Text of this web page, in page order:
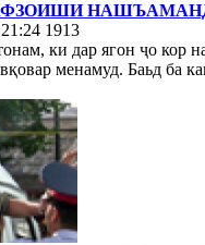
1913
ки дар ягон ҷо кор
менамуд. Баьд ба